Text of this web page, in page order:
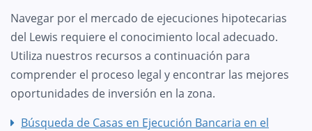
Navegar por el mercado de ejecuciones hipotecarias
del Lewis requiere el conocimiento local adecuado.
Utiliza nuestros recursos a continuación para
comprender el proceso legal y encontrar las mejores
oportunidades de inversión en la zona.
Búsqueda de Casas en Ejecución Bancaria en el